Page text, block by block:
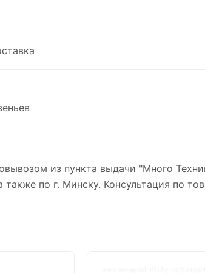
из пункта выдачи "Много
по г. Минску. Консультация по